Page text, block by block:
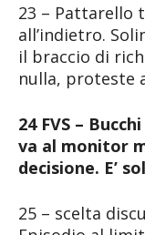
23 – Pattarello
all’indietro.
il braccio di
nulla, proteste
24 FVS –
va al monitor
decisione. E’
25 – scelta